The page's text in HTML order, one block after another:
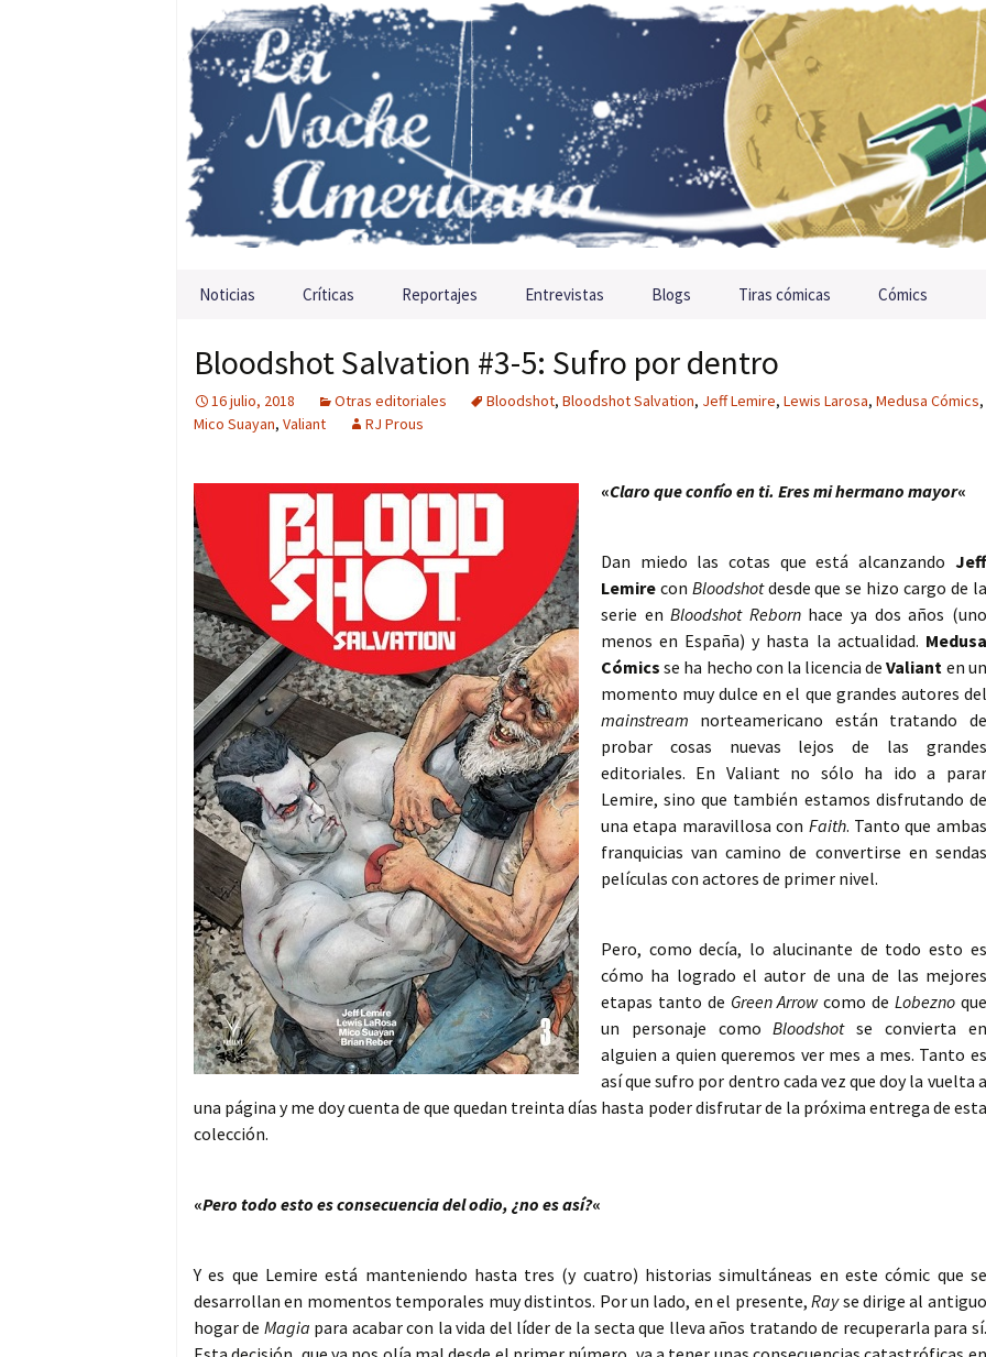
Saltar al contenido
Noticias Críticas Reportajes Entrevistas Blogs Tiras cómicas Cómics
Bloodshot Salvation #3-5: Sufro por dentro
16 julio, 2018 Otras editoriales Bloodshot, Bloodshot Salvation, Jeff Lemire, Lewis Larosa, Medusa Cómics,
Mico Suayan, Valiant RJ Prous
«Claro que confío en ti. Eres mi hermano mayor«
Dan miedo las cotas que está alcanzando Jeff
Lemire con Bloodshotdesde que se hizo cargo de la
serie enBloodshot Rebornhace ya dos años (uno
menos en España) y hasta la actualidad. Medusa
Cómics se ha hecho con la licencia deValiant en un
momento muy dulce en el que grandes autores del
mainstream norteamericano están tratando de
probar cosas nuevas lejos de las grandes
editoriales. En Valiant no sólo ha ido a parar
Lemire, sino que también estamos disfrutando de
una etapa maravillosa con Faith. Tanto que ambas
franquicias van camino de convertirse en sendas
películas con actores de primer nivel.
Pero, como decía, lo alucinante de todo esto es
cómo ha logrado el autor de una de las mejores
etapas tanto de Green Arrowcomo de Lobeznoque
un personaje comoBloodshotse convierta en
alguien a quien queremos ver mes a mes. Tanto es
así que sufro por dentro cada vez que doy la vuelta a
una página y me doy cuenta de que quedan treinta días hasta poder disfrutar de la próxima entrega de esta
colección.
«Pero todo esto es consecuencia del odio, ¿no es así?«
Y es que Lemire está manteniendo hasta tres (y cuatro) historias simultáneas en este cómic que se
desarrollan en momentos temporales muy distintos. Por un lado, en el presente,Rayse dirige al antiguo
hogar de Magia para acabar con la vida del líder de la secta que lleva años tratando de recuperarla para sí.